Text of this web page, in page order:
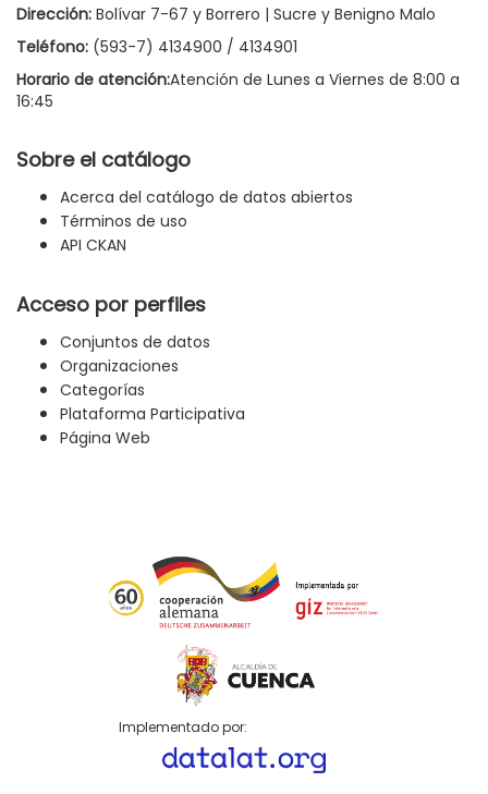
Dirección: Bolívar 7-67 y Borrero | Sucre y Benigno Malo
Teléfono: (593-7) 4134900 / 4134901
Horario de atención:Atención de Lunes a Viernes de 8:00 a
16:45
Sobre el catálogo
Acerca del catálogo de datos abiertos
Términos de uso
API CKAN
Acceso por perfiles
Conjuntos de datos
Organizaciones
Categorías
Plataforma Participativa
Página Web
Implementado por: